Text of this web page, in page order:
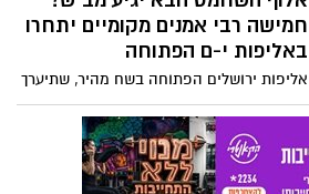
ההסחות והלחצים שמסביב.
חמישה רבי אמנים מקומיים יתחרו
באליפות י-ם הפתוחה
אליפות ירושלים הפתוחה בשח מהיר, שתיערך
בין ה־26–27 בנובמבר במלון רמדה, תהיה
אירוע הספורט הבינלאומי הראשון בישראל
מאז המלחמה. חמישה רבי אמנים ממועדון
השחמט באר שבע ישתתפו בתחרות